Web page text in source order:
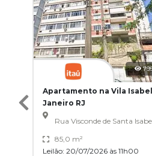
Apartamento na Vila
Janeiro RJ
Rua Visconde de Santa
85,0 m²
Leilão: 20/07/2026 às 11h00